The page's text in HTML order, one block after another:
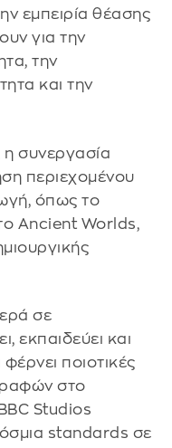
εμπειρία θέασης
για την
την
και την
συνεργασία
περιεχομένου
όπως το
Ancient Worlds,
σε
εκπαιδεύει και
φέρνει ποιοτικές
στο
Studios
standards σε